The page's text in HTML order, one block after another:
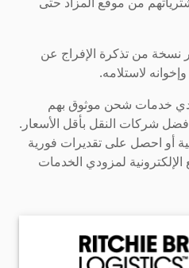
نسخة من تذكرة الإفراج عن
لاستلامه.
خدمات شحن موثوق بهم
شركات النقل بأقل الأسعار.
أو احصل على تقديرات فورية
لمزودي الخدمات